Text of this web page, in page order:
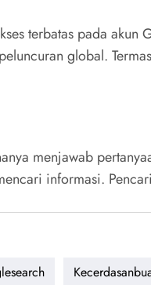
terbatas pada
global.
menjawab
informasi.